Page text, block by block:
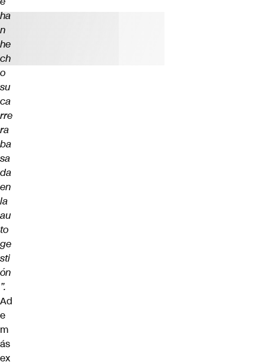
ha
n
he
ch
o
su
ca
rre
ra
ba
sa
da
en
la
au
to
ge
sti
ón
”.
Ad
e
m
ás
ex